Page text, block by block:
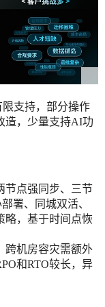
支持，部分操作
造，少量支持AI功
节点强同步、三节
署、同城双活、
略，基于时间点恢
跨机房容灾需额外
和RTO较长，异